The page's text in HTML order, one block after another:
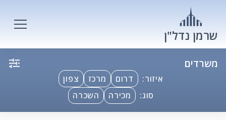
שרמן נדל"ן
משרדים
איזור: דרום מרכז
צפון
סוג:
מכירה השכרה